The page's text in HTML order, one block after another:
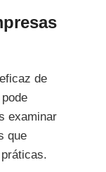
de
examinar
que